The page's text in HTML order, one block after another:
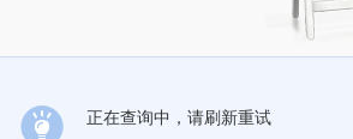
正在查询中，请刷新重试